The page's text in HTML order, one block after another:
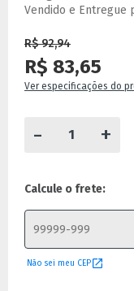
Vendido e Entregue
R$ 92,94
R$ 83,65
Ver especificações do
- +
Calcule o frete:
Não sei meu CEP